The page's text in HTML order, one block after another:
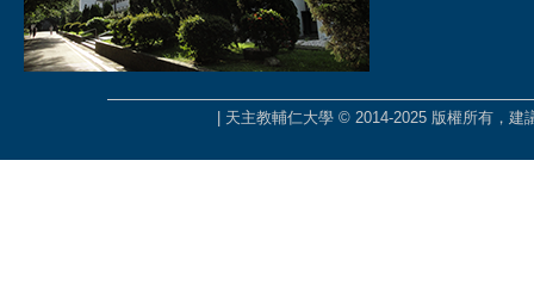
| 天主教輔仁大學 © 2014-2025 版權所有，